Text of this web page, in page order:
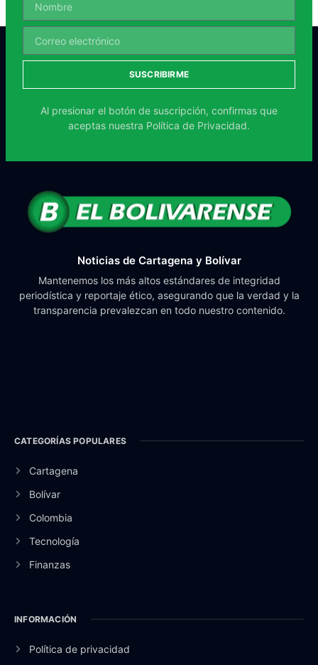
SUSCRIBIRME
Al presionar el botón de suscripción, confirmas que
aceptas nuestra Política de Privacidad.
Noticias de Cartagena y Bolívar
Mantenemos los más altos estándares de integridad
periodística y reportaje ético, asegurando que la verdad y la
transparencia prevalezcan en todo nuestro contenido.
CATEGORÍAS POPULARES
Cartagena
Bolívar
Colombia
Tecnología
Finanzas
INFORMACIÓN
Política de privacidad